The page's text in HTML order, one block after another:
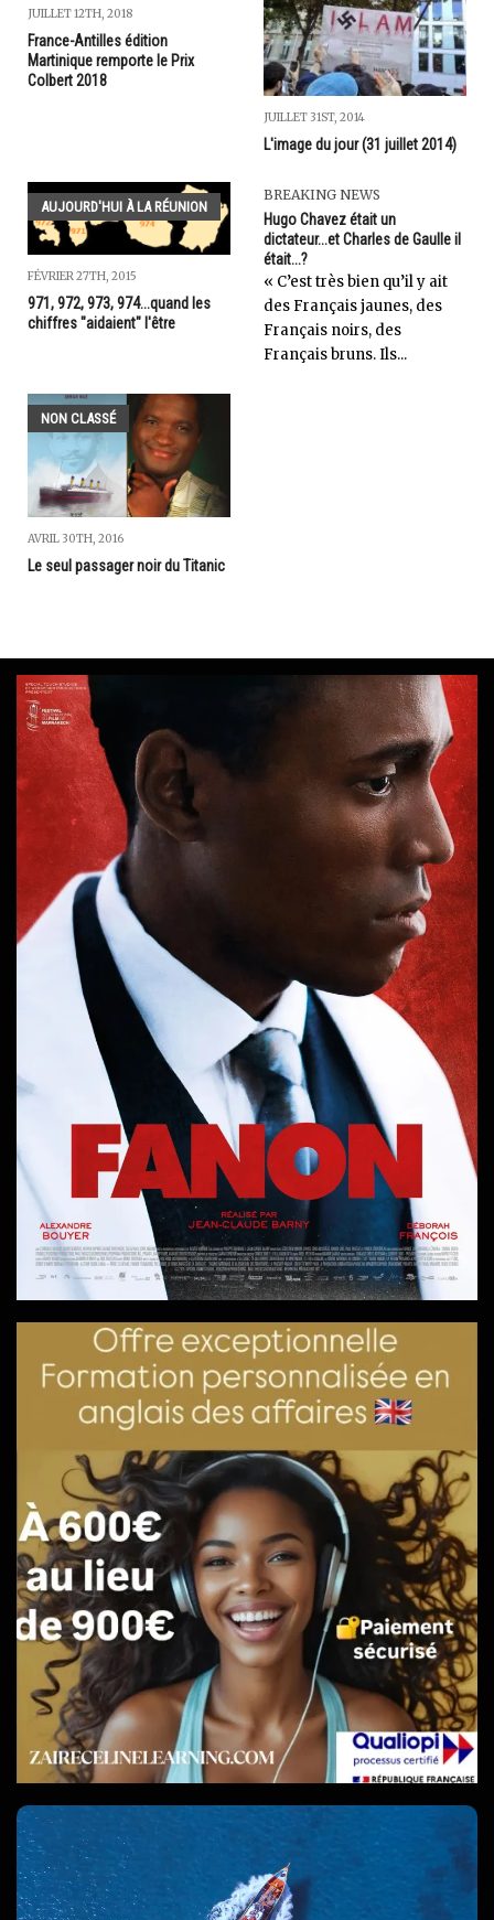
JUILLET 12TH, 2018
France-Antilles édition
Martinique remporte le Prix
Colbert 2018
JUILLET 31ST, 2014
L'image du jour (31 juillet 2014)
AUJOURD'HUI À LA RÉUNION
FÉVRIER 27TH, 2015
971, 972, 973, 974...quand les
chiffres "aidaient" l'être
BREAKING NEWS
Hugo Chavez était un
dictateur...et Charles de Gaulle il
était...?
« C’est très bien qu’il y ait
des Français jaunes, des
Français noirs, des
Français bruns. Ils...
NON CLASSÉ
AVRIL 30TH, 2016
Le seul passager noir du Titanic